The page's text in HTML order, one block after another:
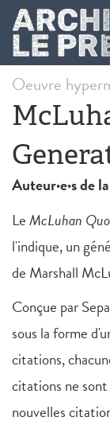
Aller au contenu principal
Oeuvre
Auteur·e·s de
LeMcLuhan
l'indique, un
de Marshall
Conçue par
sous la forme
citations,
citations ne
nouvelles